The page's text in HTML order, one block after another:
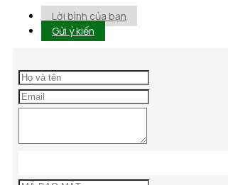
Lời bình của bạn
Gửi ý kiến